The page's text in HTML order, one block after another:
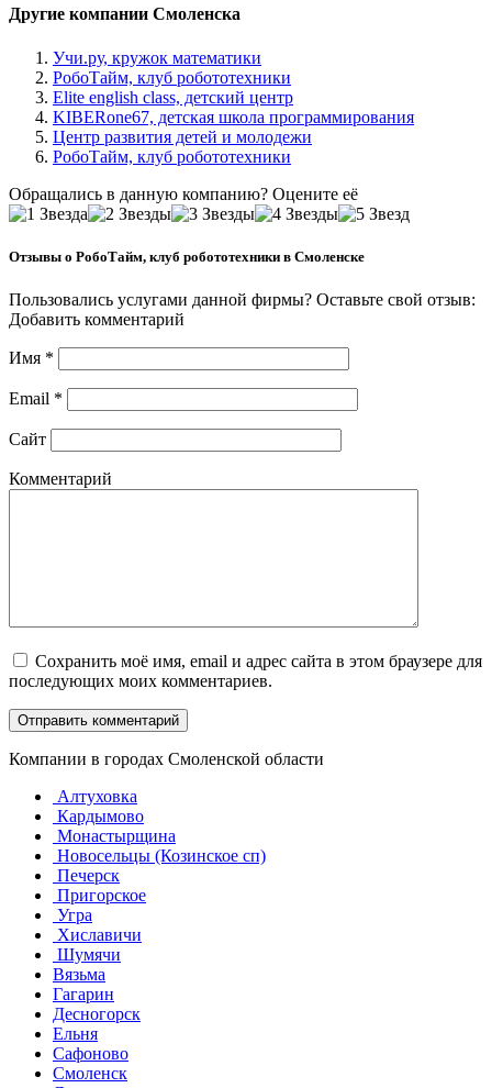
Другие компании Смоленска
Учи.ру, кружок математики
РобоТайм, клуб робототехники
Elite english class, детский центр
KIBERone67, детская школа программирования
Центр развития детей и молодежи
РобоТайм, клуб робототехники
Обращались в данную компанию? Оцените её
Отзывы о РобоТайм, клуб робототехники в Смоленске
Пользовались услугами данной фирмы? Оставьте свой отзыв:
Добавить комментарий
Имя *
Email *
Сайт
Комментарий
Сохранить моё имя, email и адрес сайта в этом браузере для
последующих моих комментариев.
Компании в городах Смоленской области
Алтуховка
Кардымово
Монастырщина
Новосельцы (Козинское сп)
Печерск
Пригорское
Угра
Хиславичи
Шумячи
Вязьма
Гагарин
Десногорск
Ельня
Сафоново
Смоленск